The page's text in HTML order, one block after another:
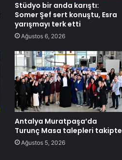
Stüdyo bir anda karıştı:
Somer Şef sert konuştu, Esra
yarışmayı terk etti
Ağustos 6, 2026
Antalya Muratpaşa’da
Turunç Masa talepleri takipte
Ağustos 5, 2026